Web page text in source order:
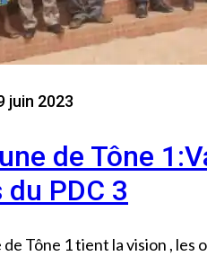
juin 2023
de Tône
PDC 3
de Tône 1 tient la vision ,